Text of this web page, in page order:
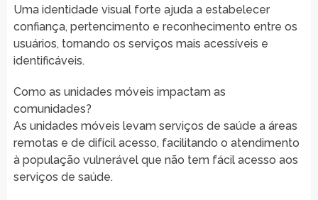
Uma identidade visual forte ajuda a estabelecer
confiança, pertencimento e reconhecimento entre os
usuários, tornando os serviços mais acessíveis e
identificáveis.
Como as unidades móveis impactam as
comunidades?
As unidades móveis levam serviços de saúde a áreas
remotas e de difícil acesso, facilitando o atendimento
à população vulnerável que não tem fácil acesso aos
serviços de saúde.